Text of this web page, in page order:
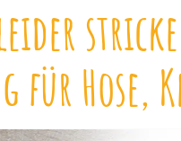
Hose,